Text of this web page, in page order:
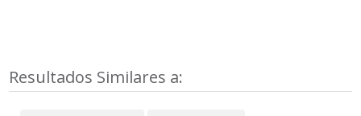
Resultados Similares a: